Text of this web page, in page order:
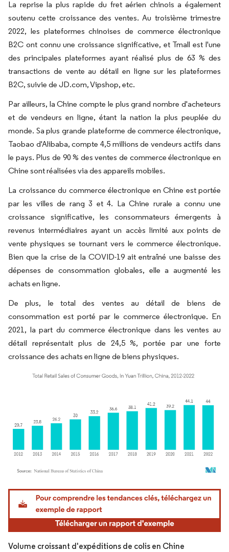
La reprise la plus rapide du fret aérien chinois a également
soutenu cette croissance des ventes. Au troisième trimestre
2022, les plateformes chinoises de commerce électronique
B2C ont connu une croissance significative, et Tmall est l'une
des principales plateformes ayant réalisé plus de 63 % des
transactions de vente au détail en ligne sur les plateformes
B2C, suivie de JD.com, Vipshop, etc.
Par ailleurs, la Chine compte le plus grand nombre d'acheteurs
et de vendeurs en ligne, étant la nation la plus peuplée du
monde. Sa plus grande plateforme de commerce électronique,
Taobao d'Alibaba, compte 4,5 millions de vendeurs actifs dans
le pays. Plus de 90 % des ventes de commerce électronique en
Chine sont réalisées via des appareils mobiles.
La croissance du commerce électronique en Chine est portée
par les villes de rang 3 et 4. La Chine rurale a connu une
croissance significative, les consommateurs émergents à
revenus intermédiaires ayant un accès limité aux points de
vente physiques se tournant vers le commerce électronique.
Bien que la crise de la COVID-19 ait entraîné une baisse des
dépenses de consommation globales, elle a augmenté les
achats en ligne.
De plus, le total des ventes au détail de biens de
consommation est porté par le commerce électronique. En
2021, la part du commerce électronique dans les ventes au
détail représentait plus de 24,5 %, portée par une forte
croissance des achats en ligne de biens physiques.
Image © Mordor Intelligence. La réutilisation nécessite une attribution sous CC BY
Volume croissant d'expéditions de colis en Chine